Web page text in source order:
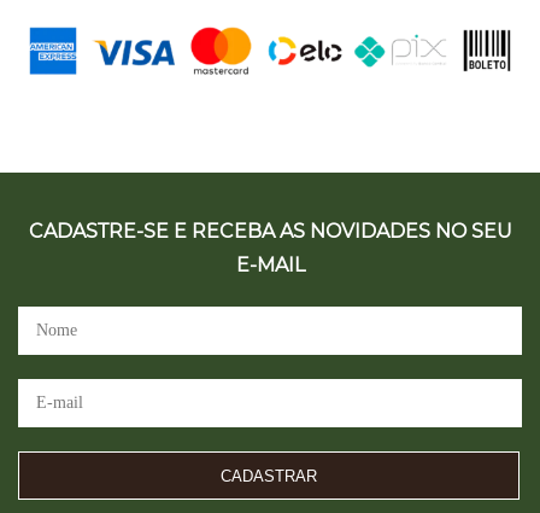
CADASTRE-SE E RECEBA AS NOVIDADES NO SEU
E-MAIL
CADASTRAR